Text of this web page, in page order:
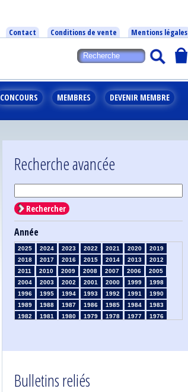
Contact Conditions de vente Mentions légales
CONCOURS MEMBRES DEVENIR MEMBRE
Recherche avancée
Rechercher
Année
2025 2024 2023 2022 2021 2020
2019
2018
2017 2016 2015 2014 2013
2012
2011
2010 2009 2008 2007 2006
2005
2004
2003 2002 2001 2000 1999
1998
1996
1995 1994 1993 1992 1991
1990
1989
1988 1987 1986 1985 1984
1983
1982
1981 1980 1979 1978 1977
1976
1961
1960 1959 1958 1957 1956
1955
1939
1935
1934 1933 1932
Bulletins reliés